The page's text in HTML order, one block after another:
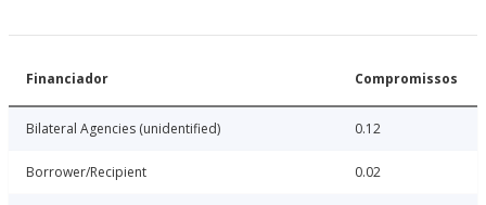
Financiador Compromissos
Bilateral Agencies (unidentified) 0.12
Borrower/Recipient 0.02